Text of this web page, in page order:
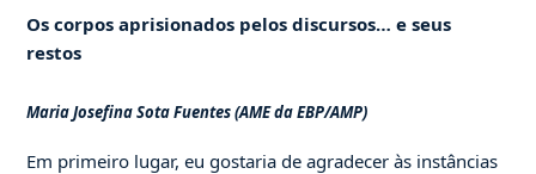
Os corpos aprisionados pelos discursos… e seus
restos
Maria Josefina Sota Fuentes (AME da EBP/AMP)
Em primeiro lugar, eu gostaria de agradecer às instâncias